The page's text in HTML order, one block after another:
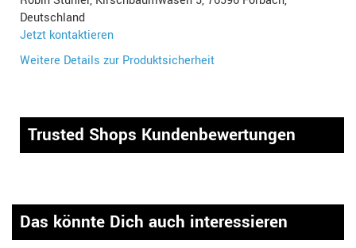
Deutschland
Jetzt kontaktieren
Weitere Details zur Produktsicherheit
Trusted Shops Kundenbewertungen
Das könnte Dich auch interessieren